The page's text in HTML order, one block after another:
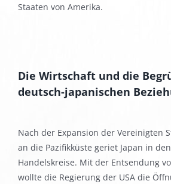
Staaten von Amerika.
Die Wirtschaft und die
deutsch-japanischen
Nach der Expansion der Vereinigten
an die Pazifikküste geriet Japan in
Handelskreise. Mit der Entsendung
wollte die Regierung der USA die